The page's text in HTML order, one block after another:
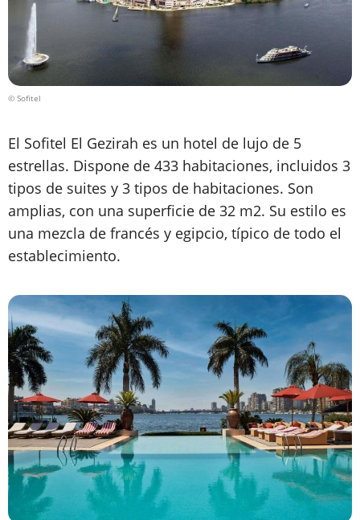
© Sofitel
El Sofitel El Gezirah es un hotel de lujo de 5
estrellas. Dispone de 433 habitaciones, incluidos 3
tipos de suites y 3 tipos de habitaciones. Son
amplias, con una superficie de 32 m2. Su estilo es
una mezcla de francés y egipcio, típico de todo el
establecimiento.